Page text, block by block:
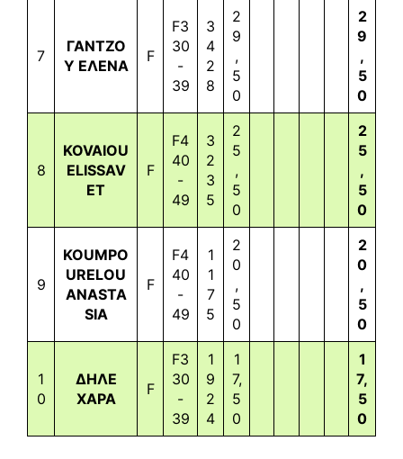
7
ΓΑΝΤΖΟ
Υ ΕΛΕΝΑ
F
F3
30
-
39
3
4
2
8
2
9
,
5
0
2
9
,
5
0
8
KOVAIOU
ELISSAV
ET
F
F4
40
-
49
3
2
3
5
2
5
,
5
0
2
5
,
5
0
9
KOUMPO
URELOU
ANASTA
SIA
F
F4
40
-
49
1
1
7
5
2
0
,
5
0
2
0
,
5
0
1
0
ΔΗΛΕ
ΧΑΡΑ
F
F3
30
-
39
1
9
2
4
1
7,
5
0
1
7,
5
0